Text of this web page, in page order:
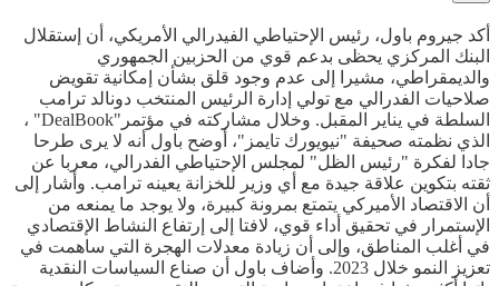
أكد جيروم باول، رئيس الإحتياطي الفيدرالي الأمريكي، أن إستقلال
البنك المركزي يحظى بدعم قوي من الحزبين الجمهوري
والديمقراطي، مشيرا إلى عدم وجود قلق بشأن إمكانية تقويض
صلاحيات الفدرالي مع تولي إدارة الرئيس المنتخب دونالد ترامب
السلطة في يناير المقبل. وخلال مشاركته في مؤتمر"DealBook" ،
الذي نظمته صحيفة "نيويورك تايمز"، أوضح باول أنه لا يرى طرحا
جادا لفكرة "رئيس الظل" لمجلس الإحتياطي الفدرالي، معربا عن
ثقته بتكوين علاقة جيدة مع أي وزير للخزانة يعينه ترامب. وأشار إلى
أن الاقتصاد الأميركي يتمتع بمرونة كبيرة، ولا يوجد ما يمنعه من
الإستمرار في تحقيق أداء قوي، لافتا إلى إرتفاع النشاط الإقتصادي
في أغلب المناطق، وإلى أن زيادة معدلات الهجرة التي ساهمت في
تعزيز النمو خلال 2023. وأضاف باول أن صناع السياسات النقدية